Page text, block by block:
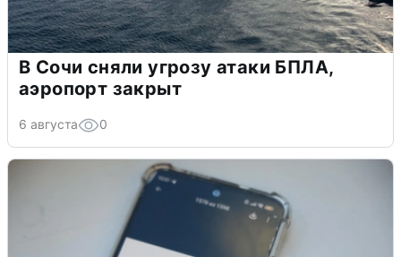
В Сочи сняли угрозу атаки БПЛА,
аэропорт закрыт
6 августа 0